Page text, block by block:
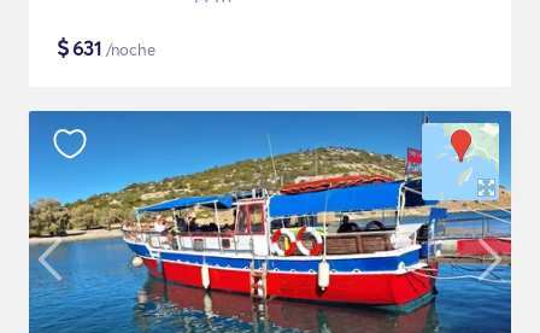
$631 /noche